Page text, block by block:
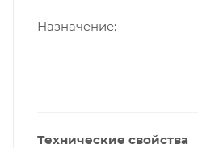
Назначение
Технические свойства